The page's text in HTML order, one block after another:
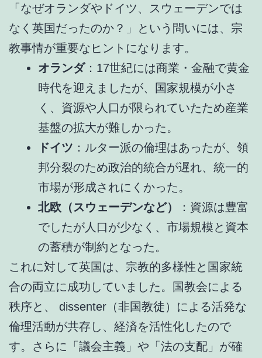
「なぜオランダやドイツ、スウェーデンでは
なく英国だったのか？」という問いには、宗
教事情が重要なヒントになります。
オランダ：17世紀には商業・金融で黄金
時代を迎えましたが、国家規模が小さ
く、資源や人口が限られていたため産業
基盤の拡大が難しかった。
ドイツ ：ルター派の倫理はあったが、領
邦分裂のため政治的統合が遅れ、統一的
市場が形成されにくかった。
北欧（スウェーデンなど）
：資源は豊富
でしたが人口が少なく、市場規模と資本
の蓄積が制約となった。
これに対して英国は、宗教的多様性と国家統
合の両立に成功していました。国教会による
秩序と、 dissenter（非国教徒）による活発な
倫理活動が共存し、経済を活性化したので
す。さらに「議会主義」や「法の支配」が確